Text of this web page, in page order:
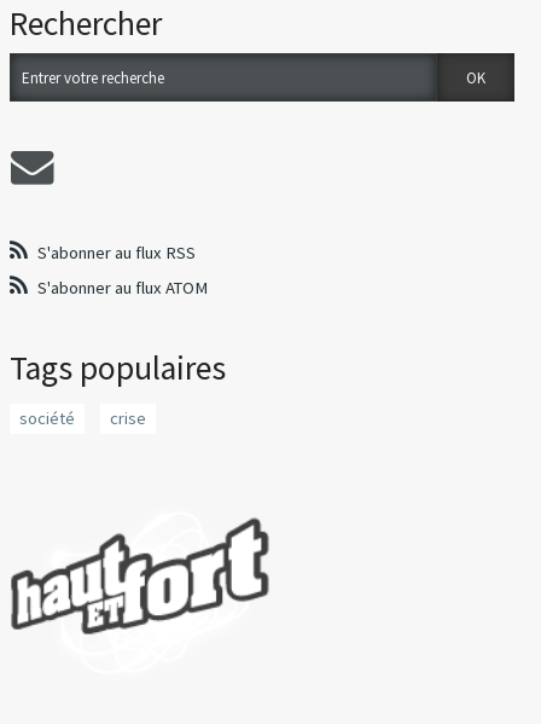
Rechercher
S'abonner au flux RSS
S'abonner au flux ATOM
Tags populaires
société crise